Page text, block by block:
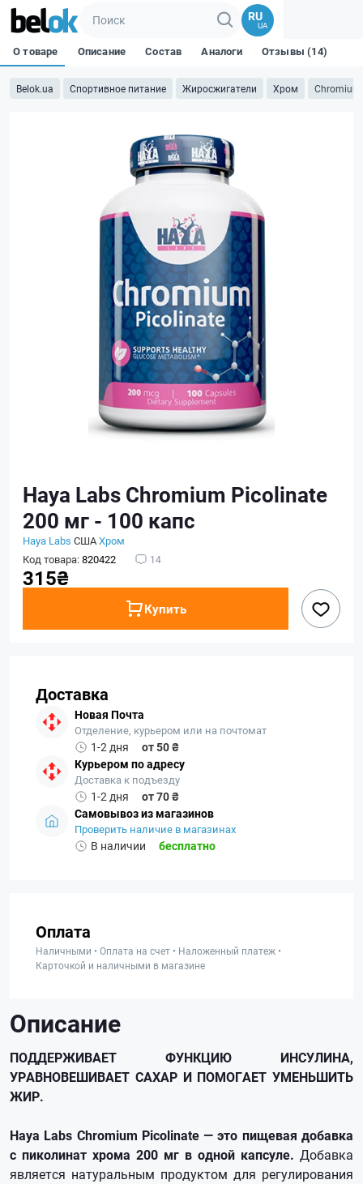
RU
UA
Belok.ua Спортивное питание Жиросжигатели Хром Chromium
О товаре Описание Состав Аналоги Отзывы (14)
Haya Labs Chromium Picolinate
200 мг - 100 капс
Haya Labs СШАХром
Код товара:820422 14
315₴
Купить
Доставка
Новая Почта
Отделение, курьером или на почтомат
1-2 дня
от 50 ₴
Курьером по адресу
Доставка к подъезду
1-2 дня
от 70 ₴
Самовывоз из магазинов
Проверить наличие в магазинах
В наличии бесплатно
Оплата
Наличными • Оплата на счет • Наложенный платеж •
Карточкой и наличными в магазине
Описание
ПОДДЕРЖИВАЕТ ФУНКЦИЮ ИНСУЛИНА,
УРАВНОВЕШИВАЕТ САХАР И ПОМОГАЕТ УМЕНЬШИТЬ
ЖИР.
Haya Labs Chromium Picolinate — это пищевая добавка
с пиколинат хрома 200 мг в одной капсуле. Добавка
является натуральным продуктом для регулирования